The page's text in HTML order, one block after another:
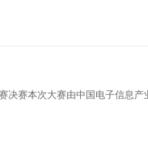
决赛本次大赛由中国电子信息产